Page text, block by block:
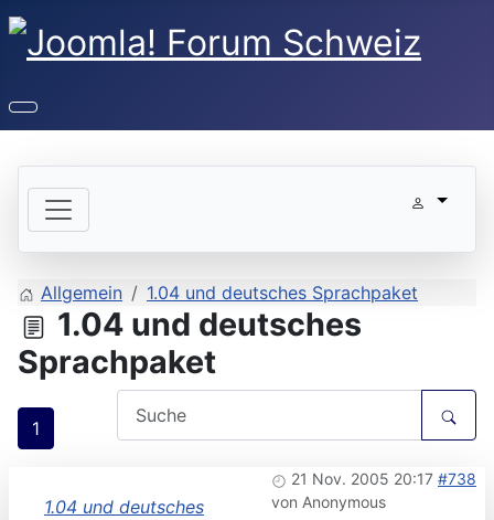
Allgemein 1.04 und deutsches Sprachpaket
1.04 und deutsches
Sprachpaket
1
21 Nov. 2005 20:17 #738
von Anonymous
1.04 und deutsches